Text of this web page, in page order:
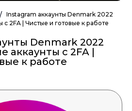
Instagram аккаунты Denmark 2022
2FA | Чистые и готовые к работе
Denmark 2022
с 2FA |
к работе